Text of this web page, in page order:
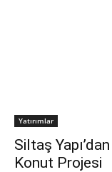
Yatırımlar
Siltaş
Konut Projesi